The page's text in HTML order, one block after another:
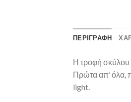
ΠΕΡΙΓΡΑΦΗ
Η τροφή σκύλου
Πρώτα απ’ όλα,
light.